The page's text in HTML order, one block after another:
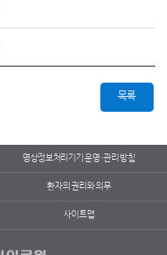
목록
영상정보처리기기 운영·관리 방침
환자의 권리와 의무
사이트맵